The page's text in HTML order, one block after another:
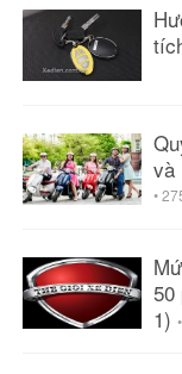
và
•
50
1)